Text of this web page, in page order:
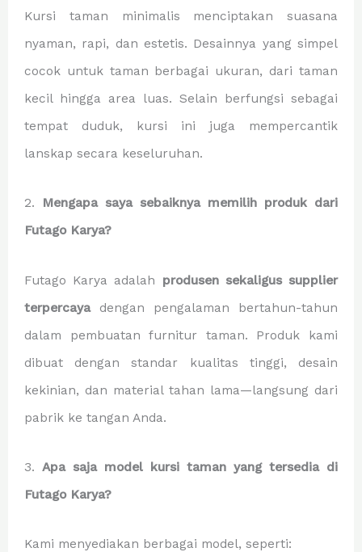
Kursi taman minimalis menciptakan suasana
nyaman, rapi, dan estetis. Desainnya yang simpel
cocok untuk taman berbagai ukuran, dari taman
kecil hingga area luas. Selain berfungsi sebagai
tempat duduk, kursi ini juga mempercantik
lanskap secara keseluruhan.
2.
Mengapa saya sebaiknya memilih produk dari
Futago Karya?
Futago Karya adalah produsen sekaligus supplier
terpercayadengan pengalaman bertahun-tahun
dalam pembuatan furnitur taman. Produk kami
dibuat dengan standar kualitas tinggi, desain
kekinian, dan material tahan lama—langsung dari
pabrik ke tangan Anda.
3. Apa saja model kursi taman yang tersedia di
Futago Karya?
Kami menyediakan berbagai model, seperti: